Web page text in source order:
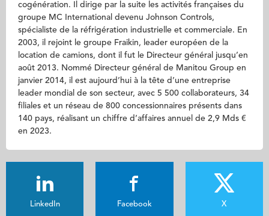
cogénération. Il dirige par la suite les activités françaises du
groupe MC International devenu Johnson Controls,
spécialiste de la réfrigération industrielle et commerciale. En
2003, il rejoint le groupe Fraikin, leader européen de la
location de camions, dont il fut le Directeur général jusqu’en
août 2013. Nommé Directeur général de Manitou Group en
janvier 2014, il est aujourd’hui à la tête d’une entreprise
leader mondial de son secteur, avec 5 500 collaborateurs, 34
filiales et un réseau de 800 concessionnaires présents dans
140 pays, réalisant un chiffre d’affaires annuel de 2,9 Mds €
en 2023.
LinkedIn Facebook X